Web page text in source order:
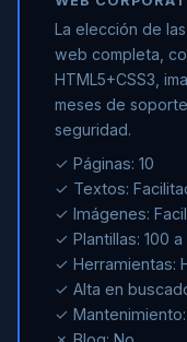
La elección de
web completa,
HTML5+CSS3,
meses de
seguridad.
✓ Páginas: 10
✓ Textos:
✓ Imágenes:
✓ Plantillas: 100
✓ Herramientas:
✓ Alta en
✓